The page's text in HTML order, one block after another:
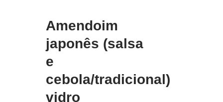
Amendoim
japonês (salsa
e
cebola/tradicional)
vidro